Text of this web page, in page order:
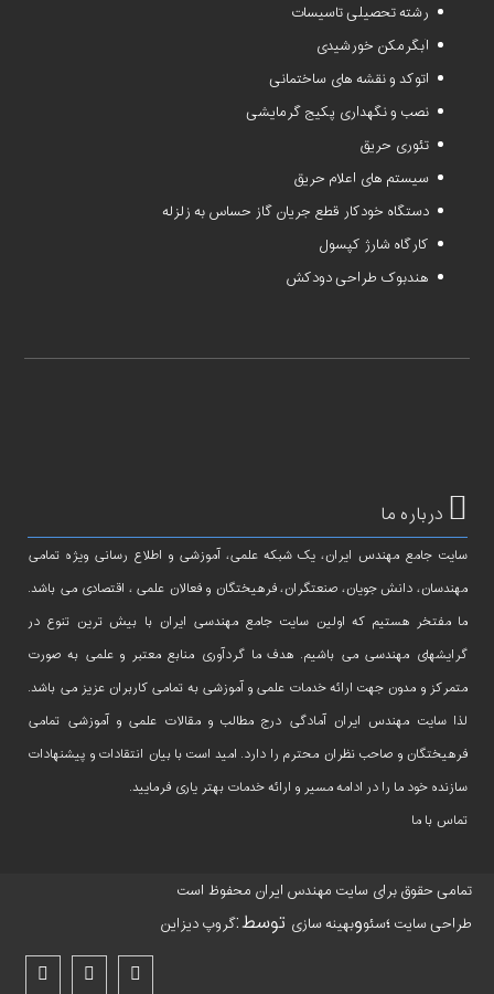
رشته تحصیلی تاسیسات
آبگرمکن خورشیدی
اتوکد و نقشه های ساختمانی
نصب و نگهداری پکیج گرمایشی
تئوری حریق
سیستم های اعلام حریق
دستگاه خودکار قطع جریان گاز حساس به زلزله
کارگاه شارژ کپسول
هندبوک طراحی دودکش
درباره ما
سایت جامع مهندس ایران، یک شبکه علمی، آموزشی و اطلاع رسانی ویژه تمامی
مهندسان، دانش جویان، صنعتگران، فرهیختگان و فعالان علمی ، اقتصادی می باشد.
ما مفتخر هستیم که اولین سایت جامع مهندسی ایران با بیش ترین تنوع در
گرایشهای مهندسی می باشیم. هدف ما گردآوری منابع معتبر و علمی به صورت
متمرکز و مدون جهت ارائه خدمات علمی و آموزشی به تمامی کاربران عزیز می باشد.
لذا سایت مهندس ایران آمادگی درج مطالب و مقالات علمی و آموزشی تمامی
فرهیختگان و صاحب نظران محترم را دارد. امید است با بیان انتقادات و پیشنهادات
سازنده خود ما را در ادامه مسیر و ارائه خدمات بهتر یاری فرمایید.
تماس با ما
تمامی حقوق برای سایت مهندس ایران محفوظ است
طراحی سایت؛سئووبهینه سازی توسط:گروپ دیزاین